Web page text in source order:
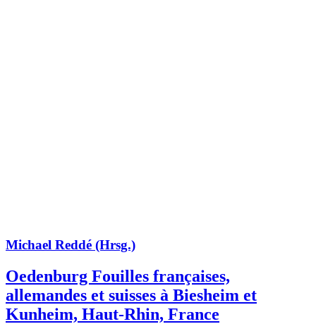
Michael Reddé (Hrsg.)
Oedenburg Fouilles françaises,
allemandes et suisses à Biesheim et
Kunheim, Haut-Rhin, France